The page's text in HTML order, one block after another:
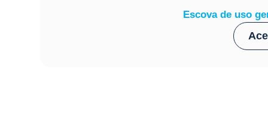
Escova de uso